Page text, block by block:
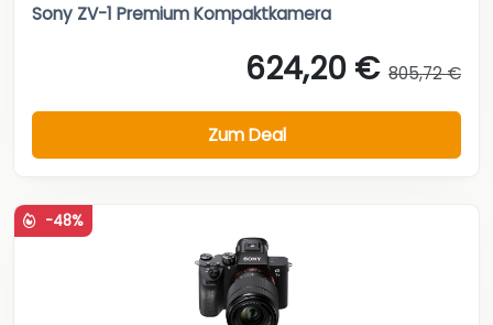
Sony ZV-1 Premium Kompaktkamera
624,20 € 805,72 €
Zum Deal
-48%